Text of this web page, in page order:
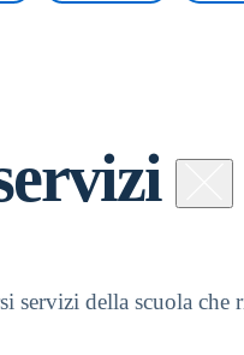
servizi della scuola che